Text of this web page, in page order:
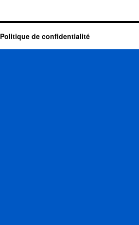
Politique de confidentialité